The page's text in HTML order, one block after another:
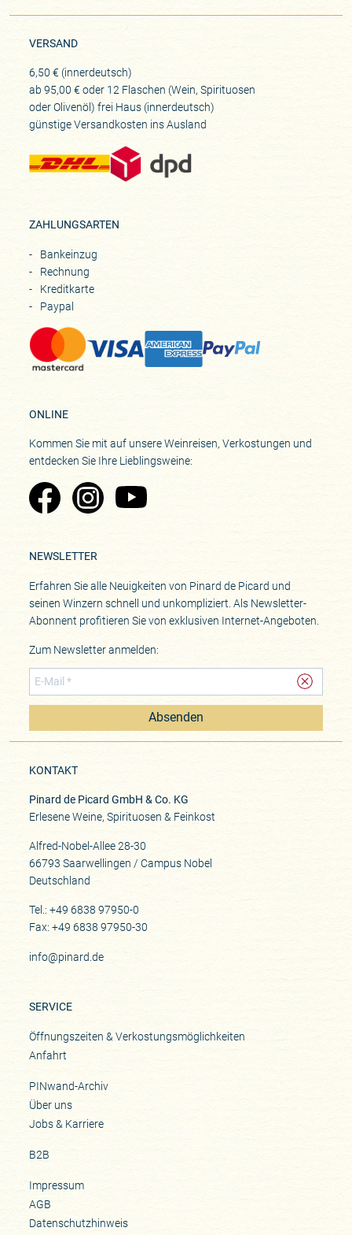
VERSAND
6,50 € (innerdeutsch)
ab 95,00 € oder 12 Flaschen (Wein, Spirituosen
oder Olivenöl) frei Haus (innerdeutsch)
günstige Versandkosten ins Ausland
ZAHLUNGSARTEN
Bankeinzug
Rechnung
Kreditkarte
Paypal
ONLINE
Kommen Sie mit auf unsere Weinreisen, Verkostungen und
entdecken Sie Ihre Lieblingsweine:
Zu Pinard's Facebook-Seite
Zu Pinard's Instagram-Seite
Zu Pinard's YouTube-Seite
NEWSLETTER
Erfahren Sie alle Neuigkeiten von Pinard de Picard und
seinen Winzern schnell und unkompliziert. Als Newsletter-
Abonnent profitieren Sie von exklusiven Internet-Angeboten.
Zum Newsletter anmelden:
Absenden
KONTAKT
Pinard de Picard GmbH & Co. KG
Erlesene Weine, Spirituosen & Feinkost
Alfred-Nobel-Allee 28-30
66793 Saarwellingen / Campus Nobel
Deutschland
Tel.: +49 6838 97950-0
Fax: +49 6838 97950-30
info@pinard.de
SERVICE
Öffnungszeiten & Verkostungsmöglichkeiten
Anfahrt
PINwand-Archiv
Über uns
Jobs & Karriere
B2B
Impressum
AGB
Datenschutzhinweis